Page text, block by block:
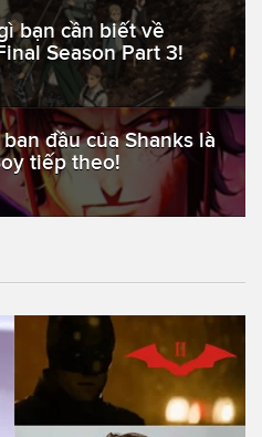
bạn cần biết về
Season Part 3!
đầu của Shanks là
tiếp theo!